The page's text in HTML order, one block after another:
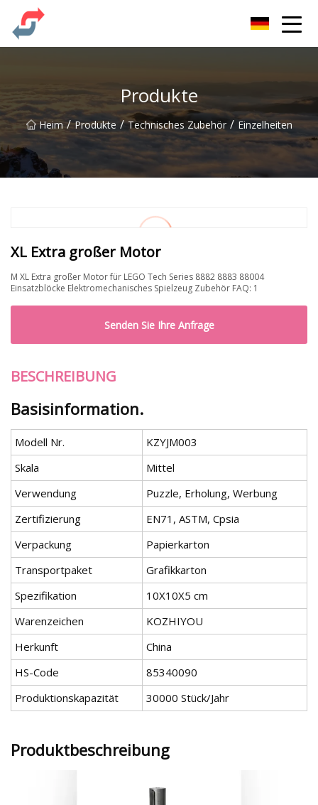
Produkte
Heim / Produkte / Technisches Zubehör / Einzelheiten
XL Extra großer Motor
M XL Extra großer Motor für LEGO Tech Series 8882 8883 88004
Einsatzblöcke Elektromechanisches Spielzeug Zubehör FAQ: 1
Senden Sie Ihre Anfrage
BESCHREIBUNG
Basisinformation.
Modell Nr.
KZYJM003
Skala
Mittel
Verwendung
Puzzle, Erholung, Werbung
Zertifizierung
EN71, ASTM, Cpsia
Verpackung
Papierkarton
Transportpaket
Grafikkarton
Spezifikation
10X10X5 cm
Warenzeichen
KOZHIYOU
Herkunft
China
HS-Code
85340090
Produktionskapazität
30000 Stück/Jahr
Produktbeschreibung